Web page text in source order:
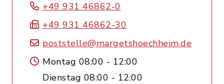
+49 931 46862-0
+49 931 46862-30
poststelle@margetshoechheim.de
Montag 08:00 - 12:00
Dienstag 08:00 - 12:00